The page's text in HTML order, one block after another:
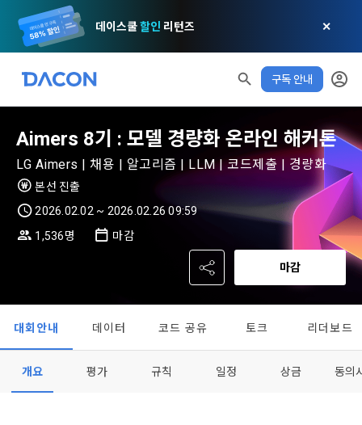
데이스쿨할인 리턴즈 ✕
구독 안내
알림 모두 읽음 닫기
✕ MY XP XP 안내
다음 레벨까지150 XP
0/150 XP
적립 XP
0
사용 XP
본 약관은 데이콘 주식회사(이하 “회사”)와 “회원” 간에 정보 서
규정하는 데 그 목적이 있다. “회원”은 모든 약관에 동의해야 하
며, 어떤 방식이든 본 서비스를 사용한다는 것은 “회원”이 본 약
관의 전부에 동의한다는 것을 의미하며 본 약관은 “회원”이 서비
스를 사용하는 동안 계속 유효하다. 본 약관은 저작권 분쟁 정책
개인정보 처리방침
데이콘 개인정보 처리방침
(2021.05.24 본)
데이콘은 이용자 개인정보 보호를 여러 경영요소 가운데 최
우선의 가치로 두고 있습니다. 데이콘주식회사(이하 ‘데이콘’ 또
마케팅 정보 수신 동의
DACON이 제공하는 이용자 맞춤형 서비스 및 상품 추천, 각종
Aimers 8기 : 모델 경량화 온라인 해커톤
LG Aimers | 채용 | 알고리즘 | LLM | 코드제출 | 경량화
본선 진출
2026.02.02 ~ 2026.02.26 09:59
1,536명
마감
마감
대회안내 데이터 코드 공유 토크 리더보드
개요 평가 규칙 일정 상금 동의